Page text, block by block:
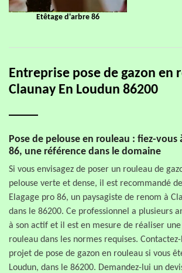
Etêtage d'arbre 86
Entreprise pose de gazon en
Claunay En Loudun 86200
Pose de pelouse en rouleau : fiez-vous
86, une référence dans le domaine
Si vous envisagez de poser un rouleau de
pelouse verte et dense, il est recommandé
Elagage pro 86, un paysagiste de renom à
dans le 86200. Ce professionnel a plusieurs
à son actif et il est en mesure de réaliser une
rouleau dans les normes requises.
projet de pose de gazon en rouleau si vous
Loudun, dans le 86200. Demandez-lui un